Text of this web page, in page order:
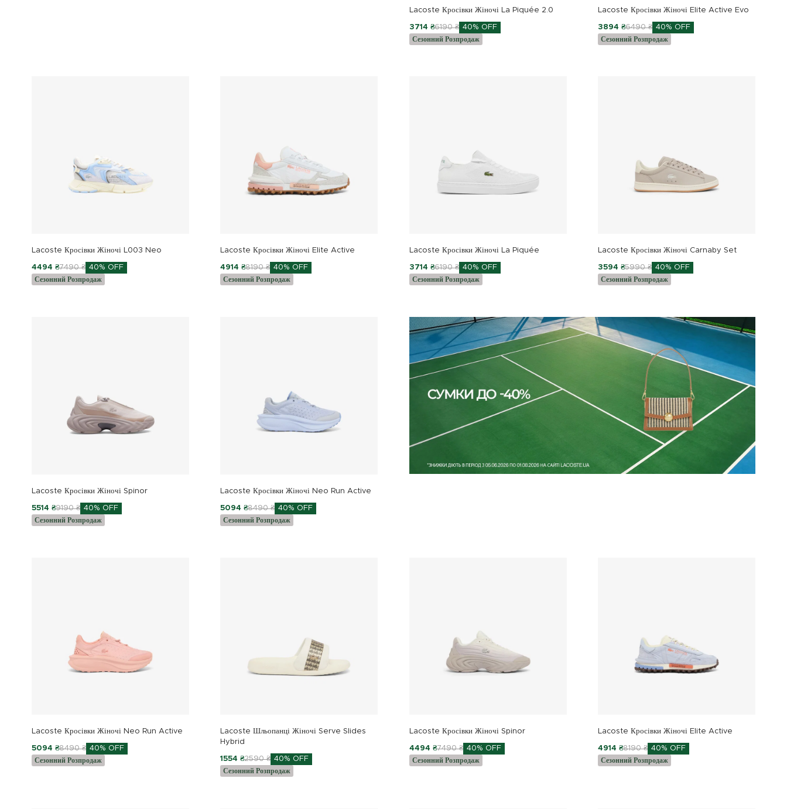
Lacoste Кросівки Жіночі La Piquée 2.0
3714 ₴6190 ₴ 40% OFF
Сезонний Розпродаж
Lacoste Кросівки Жіночі Elite Active Evo
3894 ₴6490 ₴ 40% OFF
Сезонний Розпродаж
Lacoste Кросівки Жіночі L003 Neo
4494 ₴7490 ₴ 40% OFF
Сезонний Розпродаж
Lacoste Кросівки Жіночі Elite Active
4914 ₴8190 ₴ 40% OFF
Сезонний Розпродаж
Lacoste Кросівки Жіночі La Piquée
3714 ₴6190 ₴ 40% OFF
Сезонний Розпродаж
Lacoste Кросівки Жіночі Carnaby Set
3594 ₴5990 ₴ 40% OFF
Сезонний Розпродаж
Lacoste Кросівки Жіночі Spinor
5514 ₴9190 ₴ 40% OFF
Сезонний Розпродаж
Lacoste Кросівки Жіночі Neo Run Active
5094 ₴8490 ₴ 40% OFF
Сезонний Розпродаж
Lacoste Кросівки Жіночі Neo Run Active
5094 ₴8490 ₴ 40% OFF
Сезонний Розпродаж
Lacoste Шльопанці Жіночі Serve Slides
Hybrid
1554 ₴2590 ₴ 40% OFF
Сезонний Розпродаж
Lacoste Кросівки Жіночі Spinor
4494 ₴7490 ₴ 40% OFF
Сезонний Розпродаж
Lacoste Кросівки Жіночі Elite Active
4914 ₴8190 ₴ 40% OFF
Сезонний Розпродаж